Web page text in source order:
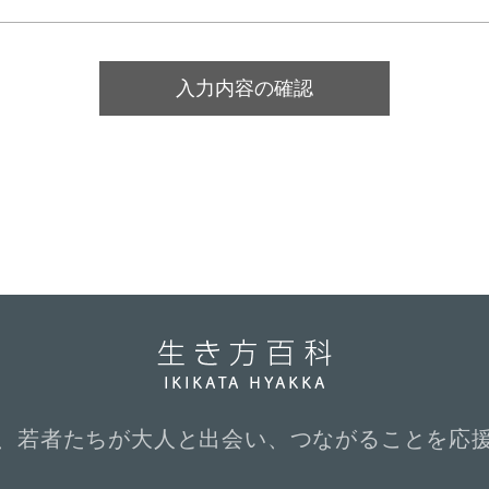
若者たちが大人と出会い、つながることを応